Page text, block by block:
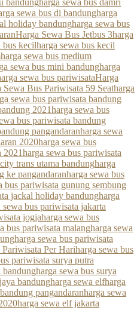
sewa bus di bandungharga
holiday bandungharga sewa bus
Harga Sewa Bus Jetbus 3harga
bus kecilharga sewa bus kecil
harga sewa bus medium
sewa bus mini bandungharga
sewa bus pariwisataHarga
Sewa Bus Pariwisata 59 Seatharga
sewa bus pariwisata bandung
2021harga sewa bus
bus pariwisata bandung
pangandaranharga sewa
2020harga sewa bus
2021harga sewa bus pariwisata
trans utama bandungharga
ke pangandaranharga sewa bus
bus pariwisata gunung sembung
jackal holiday bandungharga
sewa bus pariwisata jakarta
jogjaharga sewa bus
bus pariwisata malangharga sewa
harga sewa bus pariwisata
Per Hariharga sewa bus
pariwisata surya putra
bandungharga sewa bus surya
bandungharga sewa elfharga
pangandaranharga sewa
harga sewa elf jakarta